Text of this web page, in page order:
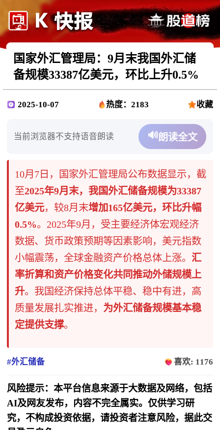
国家外汇管理局：9月末我国外汇储
备规模33387亿美元，环比上升0.5%
2025-10-07 热度：2183 收藏
当前浏览器不支持语音朗读 🔊朗读全文
10月7日，国家外汇管理局公布数据显示，截
至2025年9月末，我国外汇储备规模为33387
亿美元，较8月末增加165亿美元，环比升幅
0.5%。2025年9月，受主要经济体宏观经济
数据、货币政策预期等因素影响，美元指数
小幅震荡，全球金融资产价格总体上涨。汇
率折算和资产价格变化共同推动外储规模上
升。我国经济保持总体平稳、稳中有进，高
质量发展扎实推进， 为外汇储备规模基本稳
定提供支撑。
#外汇储备 喜欢: 1176
风险提示：本平台信息来源于大数据及网络，包括
AI及网友发布，内容不完全属实。仅供学习研
究，不构成投资依据，请投资者注意风险，据此交